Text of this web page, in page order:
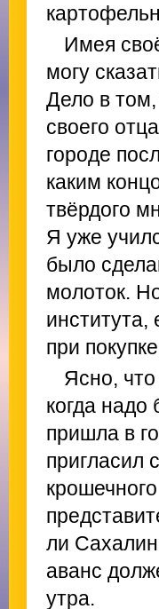
Имея
могу
Дело в том,
своего
городе
каким
твёрдого
Я уже
было
молоток.
института,
при
Ясно, что
когда надо
пришла в
пригласил
ли
аванс
утра.